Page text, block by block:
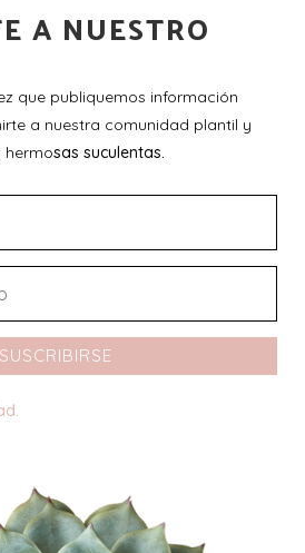
A NUESTRO
que publiquemos información
a nuestra comunidad plantil y
hermosas suculentas.
SUSCRIBIRSE